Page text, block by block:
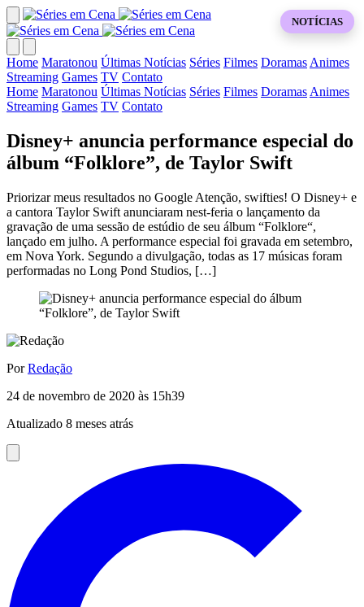
Home Maratonou Últimas Notícias Séries Filmes Doramas Animes
Streaming Games TV Contato
Home Maratonou Últimas Notícias Séries Filmes Doramas Animes
Streaming Games TV Contato
Disney+ anuncia performance especial do
álbum “Folklore”, de Taylor Swift
Priorizar meus resultados no Google Atenção, swifties! O Disney+ e
a cantora Taylor Swift anunciaram nest-feria o lançamento da
gravação de uma sessão de estúdio de seu álbum “Folklore“,
lançado em julho. A performance especial foi gravada em setembro,
em Nova York. Segundo a divulgação, todas as 17 músicas foram
performadas no Long Pond Studios, […]
NOTÍCIAS
PorRedação
24 de novembro de 2020 às 15h39
Atualizado 8 meses atrás